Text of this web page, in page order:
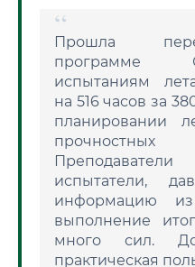
Прошла
программе
испытаниям
на 516 часов за
планировании
испытатели,
информацию
выполнение
много сил.
практическая